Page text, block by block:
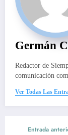
Germán
Redactor de
comunicación
Ver Todas Las
Entrada